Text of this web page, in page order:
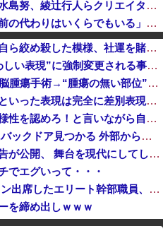
【朗報】『ヤニねこ』新海誠、水島努、綾辻行人らクリエイターが絶賛ｗｗｗｗｗｗｗｗｗ
会社「辞めたいなら辞めろ。お前の代わりはいくらでもいる」→結果ｗｗｗｗｗｗｗｗｗ
（ ´_ゝ`）東京新聞「小池都知事、今年も虐殺された朝鮮人犠牲者らを追悼文を送付しない意向。10年連続」
【京都大病院】誤って正常脳幹を摘出された女性､重篤な植物状態だが意識は正常で何かを思考していると判明
フジテレビが金の卵を産む鶏を自ら絞め殺した模様、社運を賭けたドル箱コンテンツが御蔵入りになってしまい……
日本の古典作品が”現代にふさわしい表現”に強制変更される事態が進行中、今の価値観に照らせば……
【衝撃】50代女性、京大病院で脳腫瘍手術→“腫瘍の無い部位”を摘出 2度「腫瘍ではない」と出るも続行、脳幹損傷で“植物状態”に
パヨ「れいわ信者、れいわ知能といった表現は完全に差別表現。メディアは放送禁止用語に指定するべき」
【悲報】落語家「リベラルは多様性を認めろ！と言いながら自分達と違う意見には執拗に攻撃してくる！」ｗｗｗｗｗｗｗｗｗｗｗｗｗｗ
中国Zbtlink製ルーター20機種にバックドア見つかる 外部から完全制御のおそれ
リメイク版映画「八つ墓村」予告が公開、 舞台を現代にしてしまってかなりダメダ 監督は清水崇
でエグいって・・・
【秋田県】 記者会見にオンライン出席したエリート幹部職員、バスローブ姿でタバコを吸いながら説明 県が聞き取りへ
を締め出しｗｗｗ